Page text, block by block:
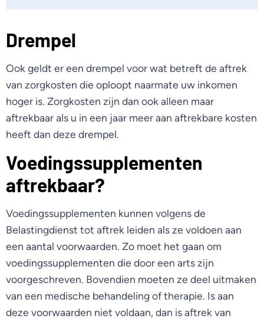
Drempel
Ook geldt er een drempel voor wat betreft de aftrek
van zorgkosten die oploopt naarmate uw inkomen
hoger is. Zorgkosten zijn dan ook alleen maar
aftrekbaar als u in een jaar meer aan aftrekbare kosten
heeft dan deze drempel.
Voedingssupplementen
aftrekbaar?
Voedingssupplementen kunnen volgens de
Belastingdienst tot aftrek leiden als ze voldoen aan
een aantal voorwaarden. Zo moet het gaan om
voedingssupplementen die door een arts zijn
voorgeschreven. Bovendien moeten ze deel uitmaken
van een medische behandeling of therapie. Is aan
deze voorwaarden niet voldaan, dan is aftrek van